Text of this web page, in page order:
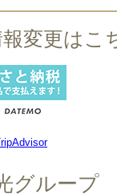
変更はこ
グループ